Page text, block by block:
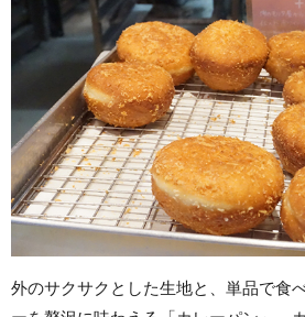
外のサクサクとした生地と、単品で食